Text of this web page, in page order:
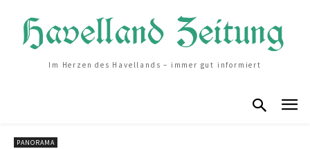
Im Herzen des Havellands – immer gut informiert
PANORAMA